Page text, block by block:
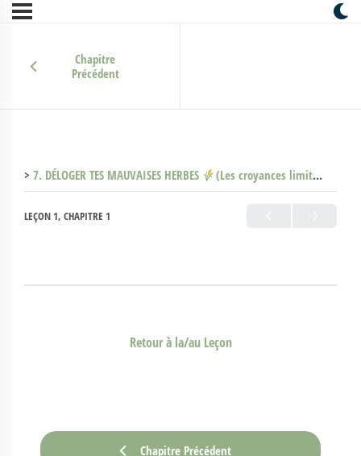
Chapitre
Précédent
7. DÉLOGER TES MAUVAISES HERBES (Les croyances limitantes)
LEÇON 1, CHAPITRE 1
Chapitre Précédent
Retour à la/au Leçon